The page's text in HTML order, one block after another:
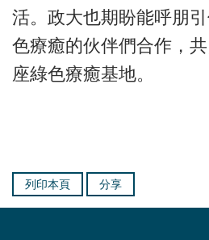
活。政大也期盼能呼朋
色療癒的伙伴們合作，
座綠色療癒基地。
列印本頁 分享